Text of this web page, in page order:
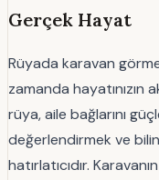
Gerçek Hayat
Rüyada karavan
zamanda hayatınızın
rüya, aile bağlarını
değerlendirmek ve
hatırlatıcıdır.